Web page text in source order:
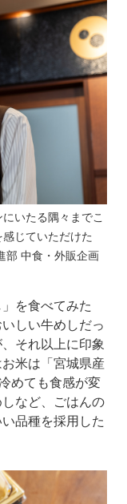
いたる隅々までこ
じていただけた
部 中食・外販企画
を食べてみた
しい牛めしだっ
それ以上に印象
米は「宮城県産
めても食感が変
など、ごはんの
品種を採用した